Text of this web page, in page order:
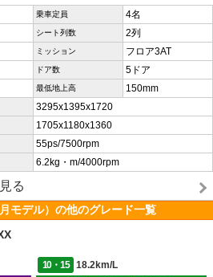
乗車定員 4名
シート列数 2列
ミッション フロア3AT
ドア数 5ドア
最低地上高 150mm
3295x1395x1720
1705x1180x1360
55ps/7500rpm
6.2kg・m/4000rpm
る
モデル）の他のグレード一覧
10・15
18.2km/L